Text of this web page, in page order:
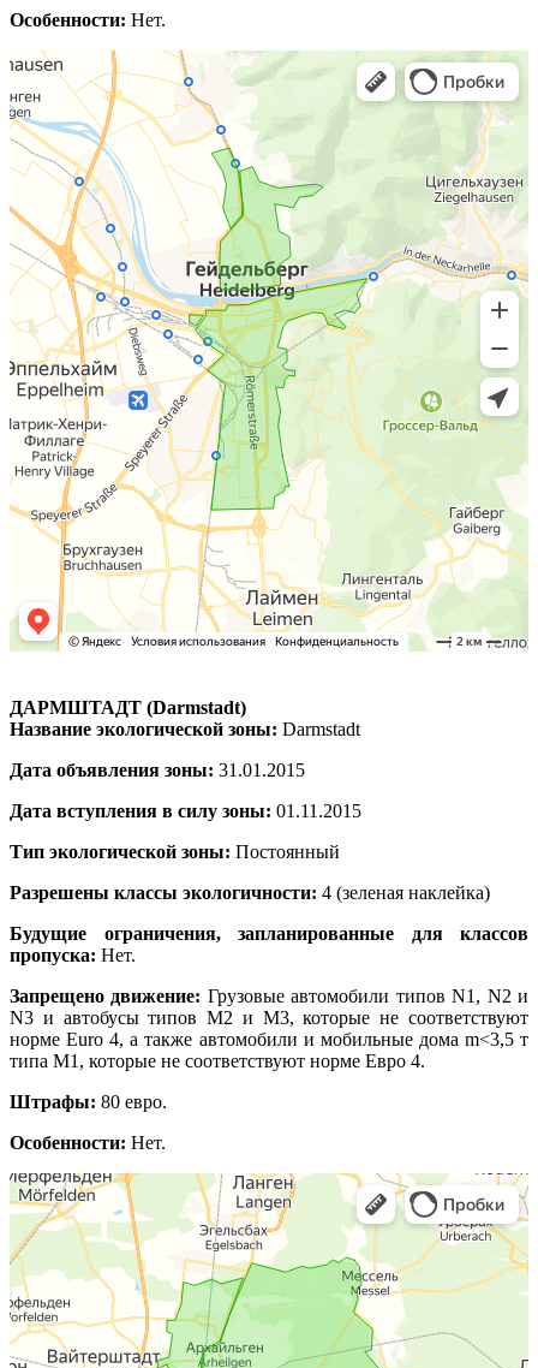
Особенности: Нет.
ДАРМШТАДТ (Darmstadt)
Название экологической зоны: Darmstadt
Дата объявления зоны: 31.01.2015
Дата вступления в силу зоны: 01.11.2015
Тип экологической зоны: Постоянный
Разрешены классы экологичности: 4 (зеленая наклейка)
Будущие ограничения, запланированные для классов
пропуска: Нет.
Запрещено движение: Грузовые автомобили типов N1, N2 и
N3 и автобусы типов M2 и M3, которые не соответствуют
норме Euro 4, а также автомобили и мобильные дома m<3,5 т
типа M1, которые не соответствуют норме Евро 4.
Штрафы: 80 евро.
Особенности: Нет.